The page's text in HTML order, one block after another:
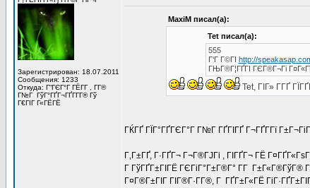
Зарегистрирован: 18.07.2011
Сообщения: 1233
Откуда: Г“ГЄГ°Г ГЁГ­Г , Г­Г®
Г№Г ГўГ°ГҐГ¬ГҐГ­Г­Г® Гў
Г€ГІГ Г«ГЁГЁ
MaxiM писал(а):
Tet писал(а):
555
Г‘Г Г©ГІ http://
ГЊГ®Г¦ГҐГІ ГЄГ®Г¬Гі
Tet, ГІГ» Г­ГҐ
ГЌГҐ ГЇГ°ГҐГЄГ°Г Г№Г ГҐГІГҐ Г¬ГҐГ­Гї
Г‚Г±ГҐ, Г·ГҐГ¬ Г¬Г®ГЈГі , ГІГҐГ¬ ГЁ
Г ГўГҐГ±ГІГЁ ГЄГіГ°Г±Г®Г° Г­Г Г±Г«Г®ГўГ®
Г¤Г®Г±ГІГ ГІГ®Г·Г­Г®, Г ГҐГ±Г«ГЁ